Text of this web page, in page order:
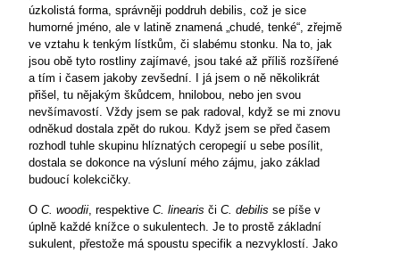
úzkolistá forma, správněji poddruh debilis, což je sice
humorné jméno, ale v latině znamená „chudé, tenké“, zřejmě
ve vztahu k tenkým lístkům, či slabému stonku. Na to, jak
jsou obě tyto rostliny zajímavé, jsou také až příliš rozšířené
a tím i časem jakoby zevšední. I já jsem o ně několikrát
přišel, tu nějakým škůdcem, hnilobou, nebo jen svou
nevšímavostí. Vždy jsem se pak radoval, když se mi znovu
odněkud dostala zpět do rukou. Když jsem se před časem
rozhodl tuhle skupinu hlíznatých ceropegií u sebe posílit,
dostala se dokonce na výsluní mého zájmu, jako základ
budoucí kolekcičky.
O C. woodii, respektive C. linearis či C. debilis se píše v
úplně každé knížce o sukulentech. Je to prostě základní
sukulent, přestože má spoustu specifik a nezvyklostí. Jako